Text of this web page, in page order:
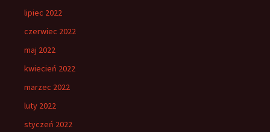
lipiec 2022
czerwiec 2022
maj 2022
kwiecień 2022
marzec 2022
luty 2022
styczeń 2022